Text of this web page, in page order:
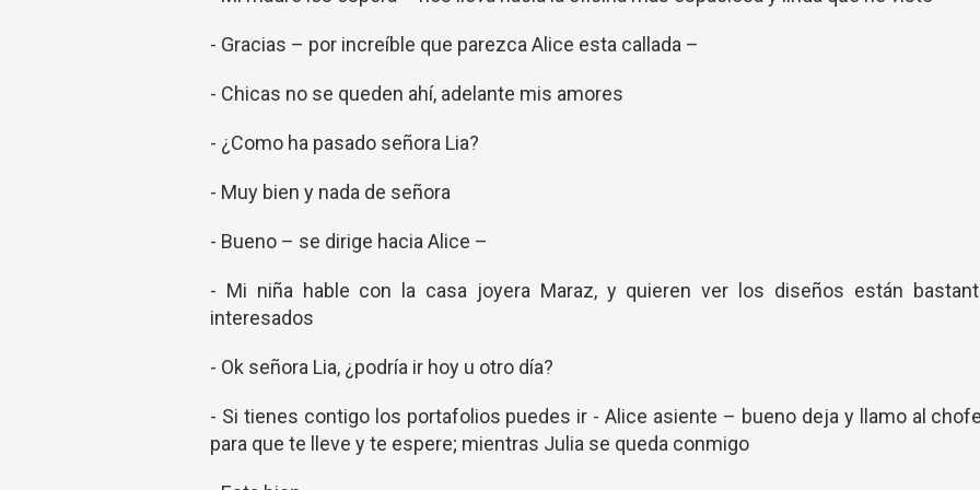
- Gracias – por increíble que parezca Alice esta callada –
- Chicas no se queden ahí, adelante mis amores
- ¿Como ha pasado señora Lia?
- Muy bien y nada de señora
- Bueno – se dirige hacia Alice –
- Mi niña hable con la casa joyera Maraz, y quieren ver los diseños están
interesados
- Ok señora Lia, ¿podría ir hoy u otro día?
- Si tienes contigo los portafolios puedes ir - Alice asiente – bueno deja y llamo al
para que te lleve y te espere; mientras Julia se queda conmigo